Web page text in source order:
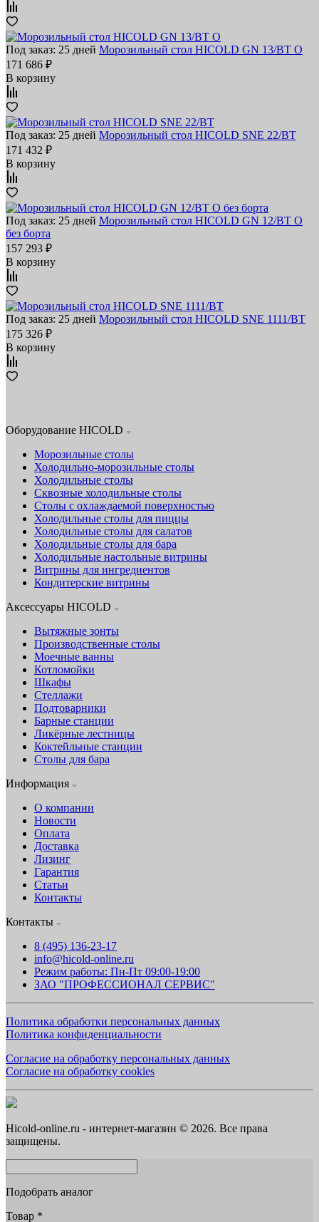
Под заказ: 25 дней Морозильный стол HICOLD GN 13/BT O
171 686 ₽
В корзину
Под заказ: 25 дней Морозильный стол HICOLD SNE 22/BT
171 432 ₽
В корзину
Под заказ: 25 дней Морозильный стол HICOLD GN 12/BT O
без борта
157 293 ₽
В корзину
Под заказ: 25 дней Морозильный стол HICOLD SNE 1111/BT
175 326 ₽
В корзину
Оборудование HICOLD
Морозильные столы
Холодильно-морозильные столы
Холодильные столы
Сквозные холодильные столы
Столы с охлаждаемой поверхностью
Холодильные столы для пиццы
Холодильные столы для салатов
Холодильные столы для бара
Холодильные настольные витрины
Витрины для ингредиентов
Кондитерские витрины
Аксессуары HICOLD
Вытяжные зонты
Производственные столы
Моечные ванны
Котломойки
Шкафы
Стеллажи
Подтоварники
Барные станции
Ликёрные лестницы
Коктейльные станции
Столы для бара
Информация
О компании
Новости
Оплата
Доставка
Лизинг
Гарантия
Статьи
Контакты
Контакты
8 (495) 136-23-17
info@hicold-online.ru
Режим работы: Пн-Пт 09:00-19:00
ЗАО "ПРОФЕССИОНАЛ СЕРВИС"
Политика обработки персональных данных
Политика конфиденциальности
Согласие на обработку персональных данных
Согласие на обработку cookies
Hicold-online.ru - интернет-магазин © 2026. Все права
защищены.
Подобрать аналог
Товар *